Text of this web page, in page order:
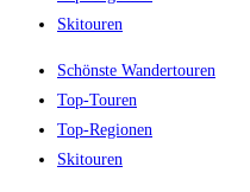
Skitouren
Schönste Wandertouren
Top-Touren
Top-Regionen
Skitouren